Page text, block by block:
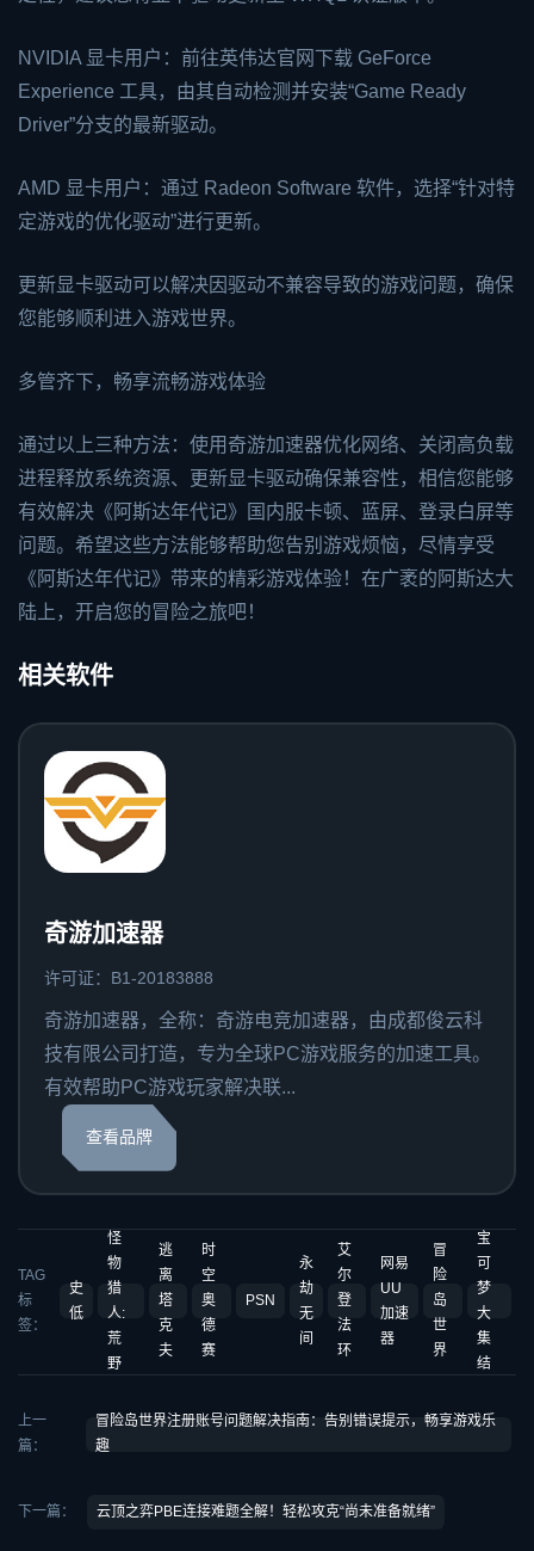
NVIDIA 显卡用户：前往英伟达官网下载 GeForce
Experience 工具，由其自动检测并安装“Game Ready
Driver”分支的最新驱动。
AMD 显卡用户：通过 Radeon Software 软件，选择“针对特
定游戏的优化驱动”进行更新。
更新显卡驱动可以解决因驱动不兼容导致的游戏问题，确保
您能够顺利进入游戏世界。
多管齐下，畅享流畅游戏体验
通过以上三种方法：使用奇游加速器优化网络、关闭高负载
进程释放系统资源、更新显卡驱动确保兼容性，相信您能够
有效解决《阿斯达年代记》国内服卡顿、蓝屏、登录白屏等
问题。希望这些方法能够帮助您告别游戏烦恼，尽情享受
《阿斯达年代记》带来的精彩游戏体验！在广袤的阿斯达大
陆上，开启您的冒险之旅吧！
相关软件
奇游加速器
许可证：B1-20183888
奇游加速器，全称：奇游电竞加速器，由成都俊云科
技有限公司打造，专为全球PC游戏服务的加速工具。
有效帮助PC游戏玩家解决联...
查看品牌
TAG
标
签：
史
低
怪
物
猎
人:
荒
野
逃
离
塔
克
夫
时
空
奥
德
赛
PSN
永
劫
无
间
艾
尔
登
法
环
网易
UU
加速
器
冒
险
岛
世
界
宝
可
梦
大
集
结
上一
篇：
冒险岛世界注册账号问题解决指南：告别错误提示，畅享游戏乐
趣
下一篇： 云顶之弈PBE连接难题全解！轻松攻克“尚未准备就绪”